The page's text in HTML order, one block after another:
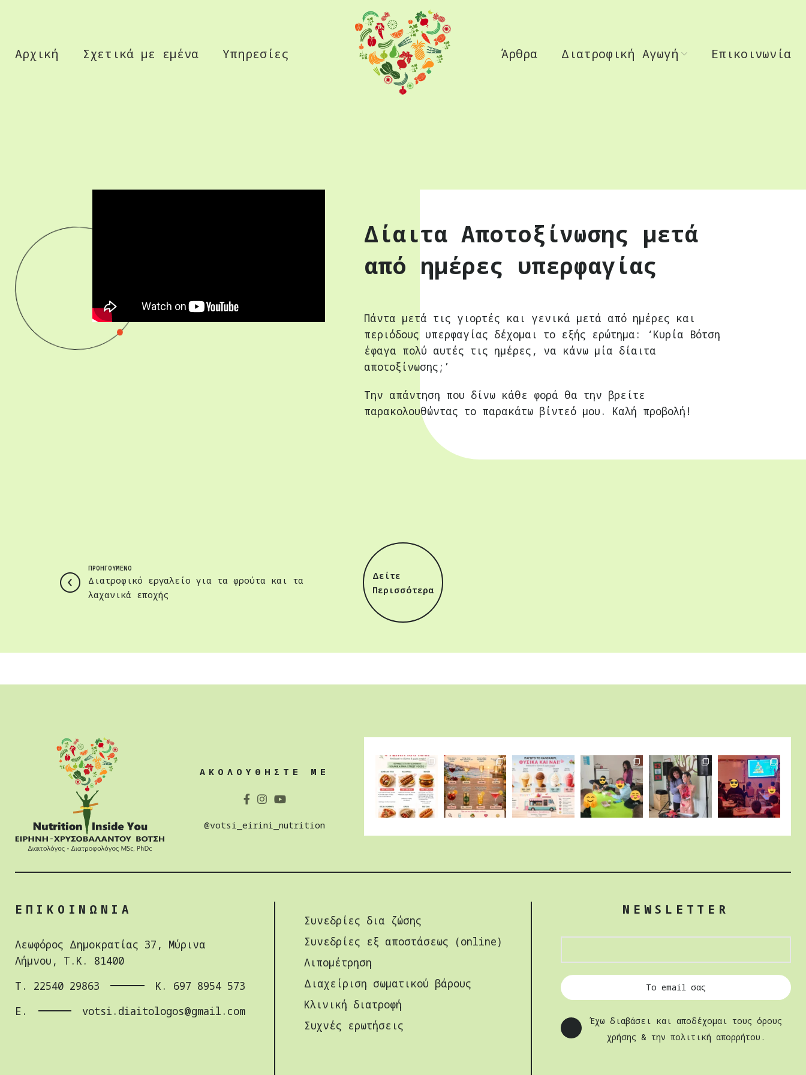
Αρχική Σχετικά με εμένα Υπηρεσίες Άρθρα Διατροφική Αγωγή Επικοινωνία
Δίαιτα Αποτοξίνωσης μετά
από ημέρες υπερφαγίας
Πάντα μετά τις γιορτές και γενικά μετά από ημέρες και
περιόδους υπερφαγίας δέχομαι το εξής ερώτημα: ‘Κυρία Βότση
έφαγα πολύ αυτές τις ημέρες, να κάνω μία δίαιτα
αποτοξίνωσης;’
Την απάντηση που δίνω κάθε φορά θα την βρείτε
παρακολουθώντας το παρακάτω βίντεό μου. Καλή προβολή!
ΠΡΟΗΓΟΥΜΕΝΟ
Διατροφικό εργαλείο για τα φρούτα και τα
λαχανικά εποχής
Δείτε
Περισσότερα
ΑΚΟΛΟΥΘΗΣΤΕ ΜΕ
@votsi_eirini_nutrition
ΕΠΙΚΟΙΝΩΝΙΑ
Λεωφόρος Δημοκρατίας 37, Μύρινα
Λήμνου, Τ.Κ. 81400
Τ. 22540 29863
Κ. 697 8954 573
E.
votsi.diaitologos@gmail.com
Συνεδρίες δια ζώσης
Συνεδρίες εξ αποστάσεως (online)
Λιπομέτρηση
Διαχείριση σωµατικού βάρους
Κλινική διατροφή
Συχνές ερωτήσεις
NEWSLETTER
Έχω διαβάσει και αποδέχομαι τους όρους
χρήσης & την πολιτική απορρήτου.